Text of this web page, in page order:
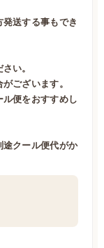
送する事もでき
い。
ございます。
便をおすすめし
クール便代がか